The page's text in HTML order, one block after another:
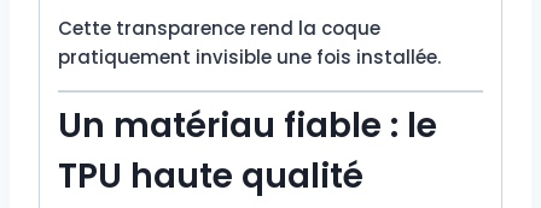
Cette transparence rend la coque
pratiquement invisible une fois installée.
Un matériau fiable : le
TPU haute qualité